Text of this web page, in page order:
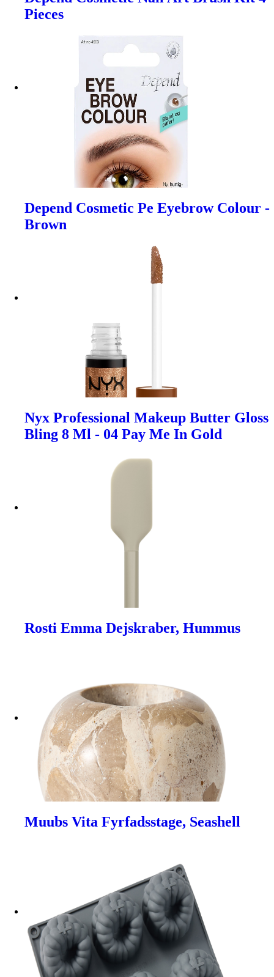
Pieces
Depend Cosmetic Pe Eyebrow Colour -
Brown
Nyx Professional Makeup Butter Gloss
Bling 8 Ml - 04 Pay Me In Gold
Rosti Emma Dejskraber, Hummus
Muubs Vita Fyrfadsstage, Seashell